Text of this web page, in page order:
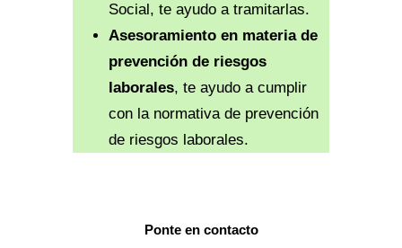
Social, te ayudo a tramitarlas.
Asesoramiento en materia de
prevención de riesgos
laborales, te ayudo a cumplir
con la normativa de prevención
de riesgos laborales.
Ponte en contacto